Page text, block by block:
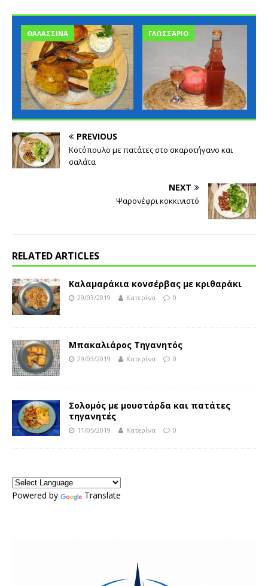
ΘΑΛΑΣΣΙΝΑ ΓΛΩΣΣΆΡΙΟ
PREVIOUS
Κοτόπουλο με πατάτες στο σκαροτήγανο και
σαλάτα
NEXT
Ψαρονέφρι κοκκινιστό
RELATED ARTICLES
Καλαμαράκια κονσέρβας με κριθαράκι
29/03/2019 Κατερίνα 0
Μπακαλιάρος Τηγανητός
29/03/2019 Κατερίνα 0
Σολομός με μουστάρδα και πατάτες
τηγανητές
11/05/2019 Κατερίνα 0
Powered by Translate